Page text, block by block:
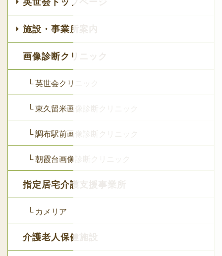
英世会トップページ
施設・事業所案内
画像診断クリニック
└ 英世会クリニック
└ 東久留米画像診断クリニック
└ 調布駅前画像診断クリニック
└ 朝霞台画像診断クリニック
指定居宅介護支援事業所
└ カメリア
介護老人保健施設